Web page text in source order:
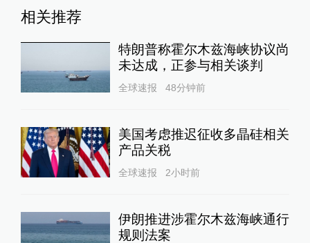
相关推荐
特朗普称霍尔木兹海峡协议尚
未达成，正参与相关谈判
全球速报 48分钟前
美国考虑推迟征收多晶硅相关
产品关税
全球速报 2小时前
伊朗推进涉霍尔木兹海峡通行
规则法案